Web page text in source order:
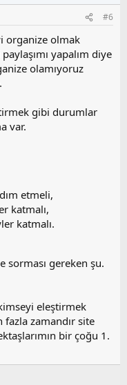
s
u
z
o
y
#6
organize olmak
yapalım diye
olamıyoruz
gibi durumlar
var.
etmeli,
katmalı,
katmalı.
sorması gereken şu.
eleştirmek
zamandır site
bir çoğu 1.